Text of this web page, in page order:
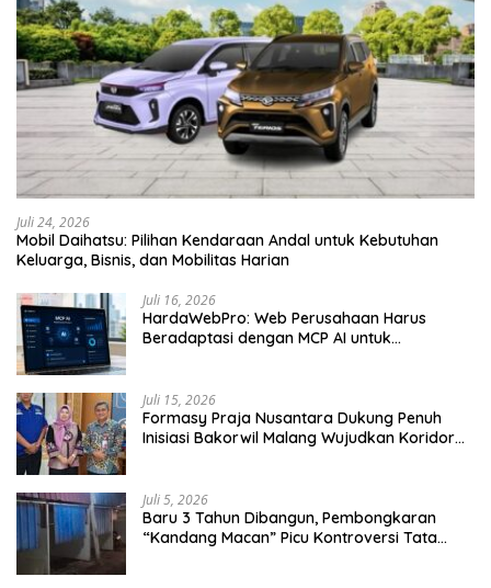
Juli 24, 2026
Mobil Daihatsu: Pilihan Kendaraan Andal untuk Kebutuhan
Keluarga, Bisnis, dan Mobilitas Harian
Juli 16, 2026
HardaWebPro: Web Perusahaan Harus
Beradaptasi dengan MCP AI untuk
Juli 15, 2026
Formasy Praja Nusantara Dukung Penuh
Inisiasi Bakorwil Malang Wujudkan Koridor
Juli 5, 2026
Baru 3 Tahun Dibangun, Pembongkaran
“Kandang Macan” Picu Kontroversi Tata